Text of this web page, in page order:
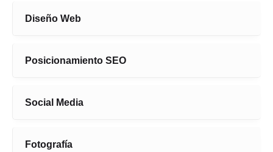
Diseño Web
Posicionamiento SEO
Social Media
Fotografía